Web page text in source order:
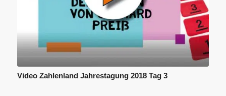
Video Zahlenland Jahrestagung 2018 Tag 3